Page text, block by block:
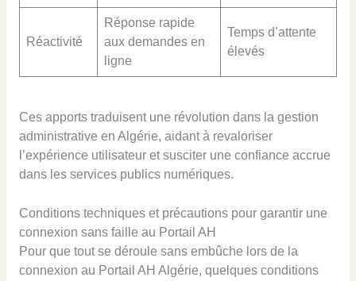
Réactivité
Réponse rapide
aux demandes en
ligne
Temps d’attente
élevés
Ces apports traduisent une révolution dans la gestion
administrative en Algérie, aidant à revaloriser
l’expérience utilisateur et susciter une confiance accrue
dans les services publics numériques.
Conditions techniques et précautions pour garantir une
connexion sans faille au Portail AH
Pour que tout se déroule sans embûche lors de la
connexion au Portail AH Algérie, quelques conditions